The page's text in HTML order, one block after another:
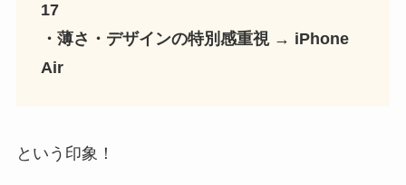
17
・薄さ・デザインの特別感重視 → iPhone
Air
という印象！